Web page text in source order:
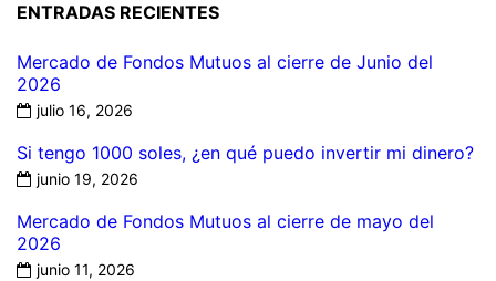
ENTRADAS RECIENTES
Mercado de Fondos Mutuos al cierre de Junio del
2026
julio 16, 2026
Si tengo 1000 soles, ¿en qué puedo invertir mi dinero?
junio 19, 2026
Mercado de Fondos Mutuos al cierre de mayo del
2026
junio 11, 2026